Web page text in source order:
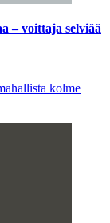
– voittaja selviää
kolme